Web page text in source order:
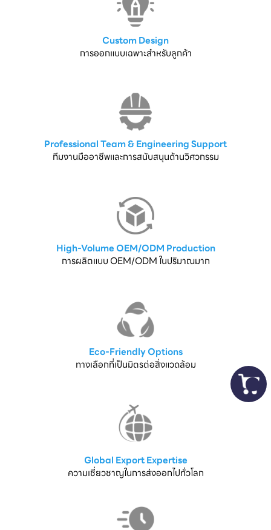
Custom Design
การออกแบบเฉพาะสำหรับลูกค้า
Professional Team & Engineering Support
ทีมงานมืออาชีพและการสนับสนุนด้านวิศวกรรม
High-Volume OEM/ODM Production
การผลิตแบบ OEM/ODM ในปริมาณมาก
Eco-Friendly Options
ทางเลือกที่เป็นมิตรต่อสิ่งแวดล้อม
Global Export Expertise
ความเชี่ยวชาญในการส่งออกไปทั่วโลก